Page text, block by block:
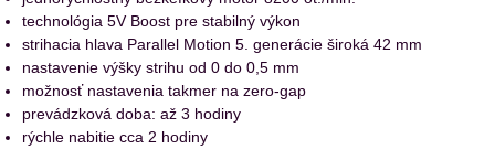
technológia 5V Boost pre stabilný výkon
strihacia hlava Parallel Motion 5. generácie široká 42 mm
nastavenie výšky strihu od 0 do 0,5 mm
možnosť nastavenia takmer na zero-gap
prevádzková doba: až 3 hodiny
rýchle nabitie cca 2 hodiny